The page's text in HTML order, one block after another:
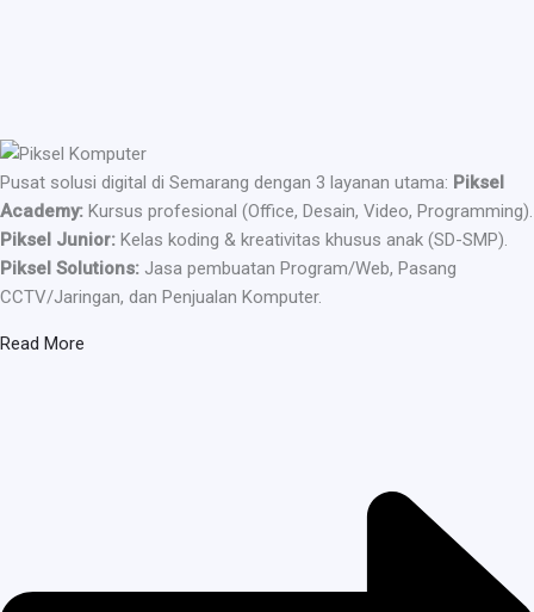
Pusat solusi digital di Semarang dengan 3 layanan utama: Piksel
Academy: Kursus profesional (Office, Desain, Video, Programming).
Piksel Junior: Kelas koding & kreativitas khusus anak (SD-SMP).
Piksel Solutions: Jasa pembuatan Program/Web, Pasang
CCTV/Jaringan, dan Penjualan Komputer.
Read More